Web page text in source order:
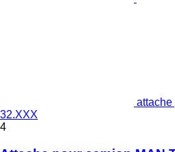
attache
32.XXX
4